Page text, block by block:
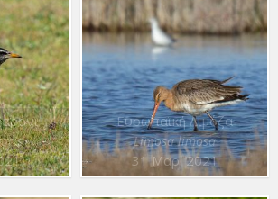
Ευρωπαϊκή Λιμόζα
Limosa limosa
31 Μαρ. 2021